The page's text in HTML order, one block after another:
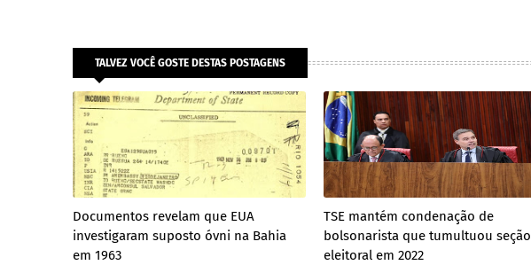
TALVEZ VOCÊ GOSTE DESTAS POSTAGENS
Documentos revelam que EUA
investigaram suposto óvni na Bahia
em 1963
TSE mantém condenação de
bolsonarista que tumultuou seção
eleitoral em 2022